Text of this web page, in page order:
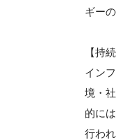
ギー
【持
イン
境・
的に
行わ